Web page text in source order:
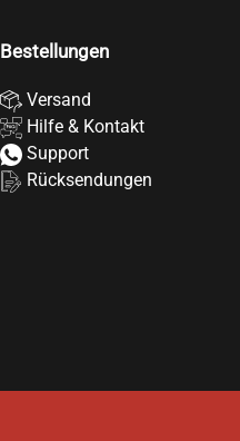
Bestellungen
Versand
Hilfe & Kontakt
Support
Rücksendungen